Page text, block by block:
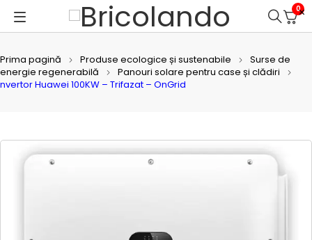
0
Prima pagină Produse ecologice și sustenabile
Surse de
energie regenerabilă
Panouri solare pentru case și clădiri
nvertor Huawei 100KW – Trifazat – OnGrid